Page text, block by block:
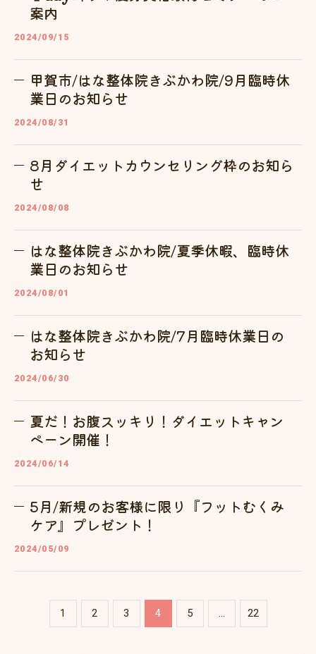
案内
2024/09/15
甲賀市/はな整体院きぶかわ院/9月臨時休
業日のお知らせ
2024/08/31
8月ダイエットカウンセリング枠のお知ら
せ
2024/08/08
はな整体院きぶかわ院/夏季休暇、臨時休
業日のお知らせ
2024/08/01
はな整体院きぶかわ院/7月臨時休業日の
お知らせ
2024/06/30
夏だ！お腹スッキリ！ダイエットキャン
ペーン開催！
2024/06/14
5月/新規のお客様に限り『フットむくみ
ケア』プレゼント！
2024/05/09
1 2 3 4 5 ... 22